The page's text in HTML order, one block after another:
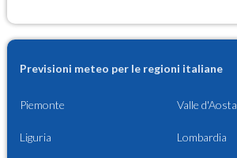
Previsioni meteo per le regioni italiane
Piemonte Valle d'Aosta
Liguria Lombardia